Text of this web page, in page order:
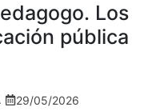
Los
pública
29/05/2026